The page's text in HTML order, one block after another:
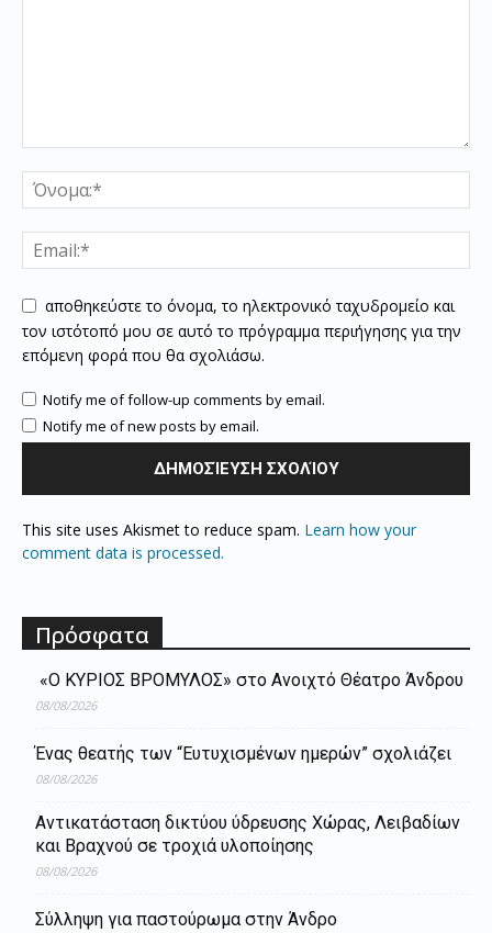
αποθηκεύστε το όνομα, το ηλεκτρονικό ταχυδρομείο και
τον ιστότοπό μου σε αυτό το πρόγραμμα περιήγησης για την
επόμενη φορά που θα σχολιάσω.
Notify me of follow-up comments by email.
Notify me of new posts by email.
This site uses Akismet to reduce spam. Learn how your
comment data is processed.
Πρόσφατα
«Ο ΚΥΡΙΟΣ ΒΡΟΜΥΛΟΣ» στο Ανοιχτό Θέατρο Άνδρου
08/08/2026
Ένας θεατής των “Ευτυχισμένων ημερών” σχολιάζει
08/08/2026
Aντικατάσταση δικτύου ύδρευσης Χώρας, Λειβαδίων
και Βραχνού σε τροχιά υλοποίησης
08/08/2026
Σύλληψη για παστούρωμα στην Άνδρο